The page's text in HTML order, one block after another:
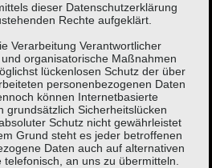
dieser Datenschutzerklärung
Rechte aufgeklärt.
Verarbeitung Verantwortlicher
organisatorische Maßnahmen
lückenlosen Schutz der über
personenbezogenen Daten
können Internetbasierte
grundsätzlich Sicherheitslücken
Schutz nicht gewährleistet
Grund steht es jeder betroffenen
Daten auch auf alternativen
an uns zu übermitteln.